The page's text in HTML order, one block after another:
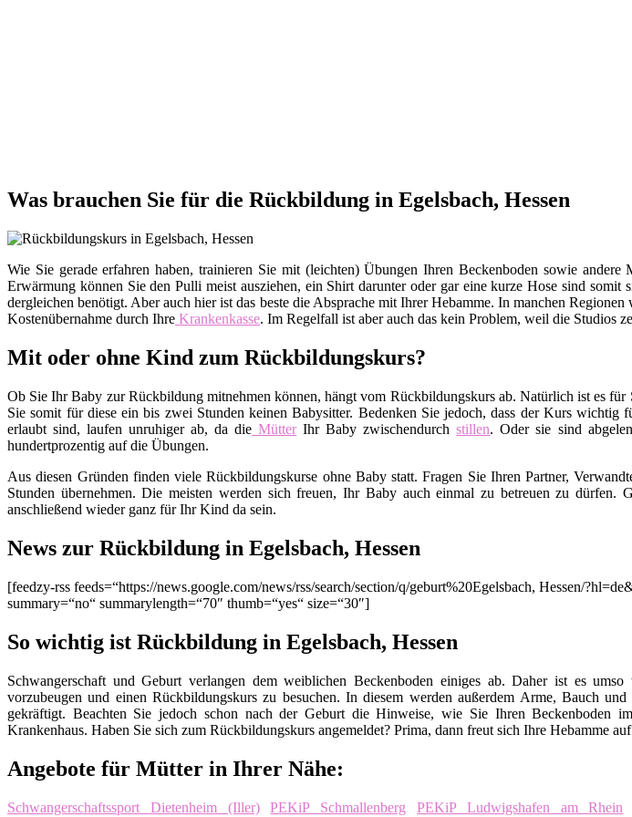
Was brauchen Sie für die Rückbildung in Egelsbach, Hessen
Wie Sie gerade erfahren haben, trainieren Sie mit (leichten) Übungen Ihren Beckenboden sowie
Erwärmung können Sie den Pulli meist ausziehen, ein Shirt darunter oder gar eine kurze Hose sind
dergleichen benötigt. Aber auch hier ist das beste die Absprache mit Ihrer Hebamme. In manchen
Kostenübernahme durch Ihre Krankenkasse. Im Regelfall ist aber auch das kein Problem, weil die Studios
Mit oder ohne Kind zum Rückbildungskurs?
Ob Sie Ihr Baby zur Rückbildung mitnehmen können, hängt vom Rückbildungskurs ab. Natürlich ist es
Sie somit für diese ein bis zwei Stunden keinen Babysitter. Bedenken Sie jedoch, dass der Kurs
erlaubt sind, laufen unruhiger ab, da die MütterIhr Baby zwischendurchstillen. Oder sie sind
hundertprozentig auf die Übungen.
Aus diesen Gründen finden viele Rückbildungskurse ohne Baby statt. Fragen Sie Ihren Partner,
Stunden übernehmen. Die meisten werden sich freuen, Ihr Baby auch einmal zu betreuen zu
anschließend wieder ganz für Ihr Kind da sein.
News zur Rückbildung in Egelsbach, Hessen
[feedzy-rss feeds=“https://news.google.com/news/rss/search/section/q/geburt%20Egelsbach, Hessen/
summary=“no“ summarylength=“70″ thumb=“yes“ size=“30″]
So wichtig ist Rückbildung in Egelsbach, Hessen
Schwangerschaft und Geburt verlangen dem weiblichen Beckenboden einiges ab. Daher ist es
vorzubeugen und einen Rückbildungskurs zu besuchen. In diesem werden außerdem Arme, Bauch
gekräftigt. Beachten Sie jedoch schon nach der Geburt die Hinweise, wie Sie Ihren Beckenboden
Krankenhaus. Haben Sie sich zum Rückbildungskurs angemeldet? Prima, dann freut sich Ihre Hebamme
Angebote für Mütter in Ihrer Nähe:
Schwangerschaftssport Dietenheim (Iller) PEKiP Schmallenberg PEKiP Ludwigshafen am Rhein